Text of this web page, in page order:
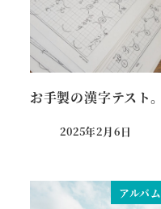
お手製の漢字テスト。
投稿日
2025年2月6日
アルバム